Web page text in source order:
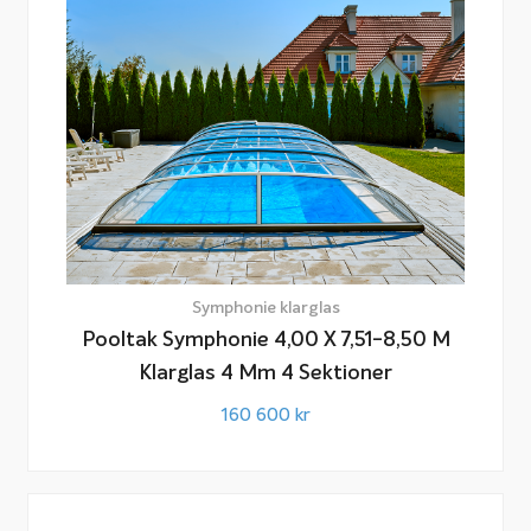
Läs mer om att köpa pooltak
Läs mer om hur du väljer pooltak till din pool på vår sida
Fakta & Råd:
Köpa pooltak
Symphonie klarglas
Pooltak Symphonie 4,00 X 7,51-8,50 M
Klarglas 4 Mm 4 Sektioner
160 600 kr